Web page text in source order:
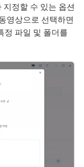
정할 수 있는 옵션
영상으로 선택하면
정 파일 및 폴더를